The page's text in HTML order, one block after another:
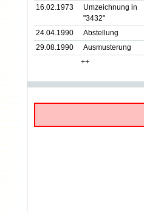
16.02.1973
Umzeichnung in
"3432"
24.04.1990
Abstellung
29.08.1990
Ausmusterung
++